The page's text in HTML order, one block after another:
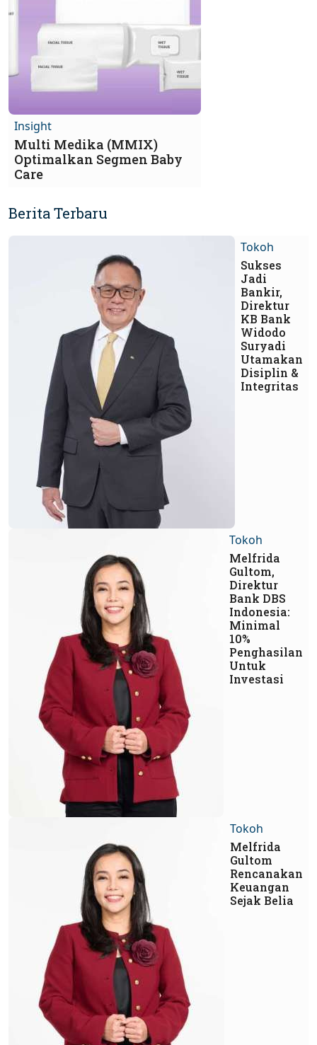
Insight
Multi Medika (MMIX)
Optimalkan Segmen Baby
Care
Berita Terbaru
Tokoh
Sukses
Jadi
Bankir,
Direktur
KB Bank
Widodo
Suryadi
Utamakan
Disiplin &
Integritas
Tokoh
Melfrida
Gultom,
Direktur
Bank DBS
Indonesia:
Minimal
10%
Penghasilan
Untuk
Investasi
Tokoh
Melfrida
Gultom
Rencanakan
Keuangan
Sejak Belia